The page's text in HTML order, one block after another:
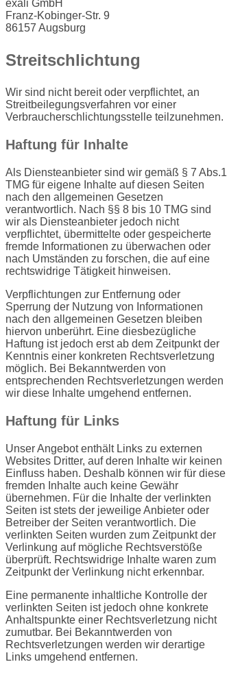
exali GmbH
Franz-Kobinger-Str. 9
86157 Augsburg
Streitschlichtung
Wir sind nicht bereit oder verpflichtet, an
Streitbeilegungsverfahren vor einer
Verbraucherschlichtungsstelle teilzunehmen.
Haftung für Inhalte
Als Diensteanbieter sind wir gemäß § 7 Abs.1
TMG für eigene Inhalte auf diesen Seiten
nach den allgemeinen Gesetzen
verantwortlich. Nach §§ 8 bis 10 TMG sind
wir als Diensteanbieter jedoch nicht
verpflichtet, übermittelte oder gespeicherte
fremde Informationen zu überwachen oder
nach Umständen zu forschen, die auf eine
rechtswidrige Tätigkeit hinweisen.
Verpflichtungen zur Entfernung oder
Sperrung der Nutzung von Informationen
nach den allgemeinen Gesetzen bleiben
hiervon unberührt. Eine diesbezügliche
Haftung ist jedoch erst ab dem Zeitpunkt der
Kenntnis einer konkreten Rechtsverletzung
möglich. Bei Bekanntwerden von
entsprechenden Rechtsverletzungen werden
wir diese Inhalte umgehend entfernen.
Haftung für Links
Unser Angebot enthält Links zu externen
Websites Dritter, auf deren Inhalte wir keinen
Einfluss haben. Deshalb können wir für diese
fremden Inhalte auch keine Gewähr
übernehmen. Für die Inhalte der verlinkten
Seiten ist stets der jeweilige Anbieter oder
Betreiber der Seiten verantwortlich. Die
verlinkten Seiten wurden zum Zeitpunkt der
Verlinkung auf mögliche Rechtsverstöße
überprüft. Rechtswidrige Inhalte waren zum
Zeitpunkt der Verlinkung nicht erkennbar.
Eine permanente inhaltliche Kontrolle der
verlinkten Seiten ist jedoch ohne konkrete
Anhaltspunkte einer Rechtsverletzung nicht
zumutbar. Bei Bekanntwerden von
Rechtsverletzungen werden wir derartige
Links umgehend entfernen.